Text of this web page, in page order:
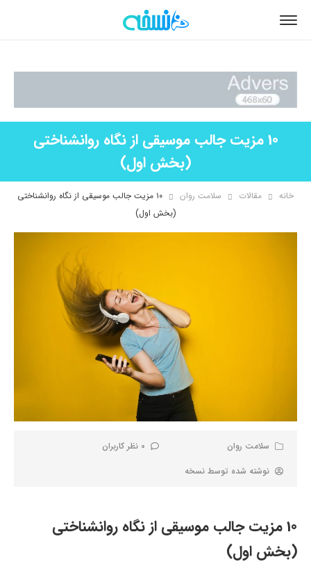
10 مزیت جالب موسیقی از نگاه روانشناختی
(بخش اول)
خانه مقالات سلامت روان
۱۰ مزیت جالب موسیقی از نگاه روانشناختی
(بخش اول)
سلامت روان
0 نظر کاربران
نوشته شده توسط نسخه
10 مزیت جالب موسیقی از نگاه روانشناختی
(بخش اول)